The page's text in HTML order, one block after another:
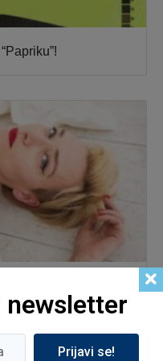
newsletter
Prijavi se!